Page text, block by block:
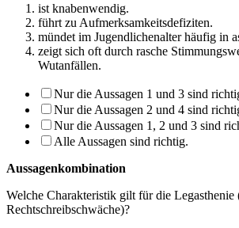
ist knabenwendig.
führt zu Aufmerksamkeitsdefiziten.
mündet im Jugendlichenalter häufig in
zeigt sich oft durch rasche
Wutanfällen.
Nur die Aussagen 1 und 3 sind
Nur die Aussagen 2 und 4 sind
Nur die Aussagen 1, 2 und 3 sind
Alle Aussagen sind richtig.
Aussagenkombination
Welche Charakteristik gilt für die Legasthenie
Rechtschreibschwäche)?